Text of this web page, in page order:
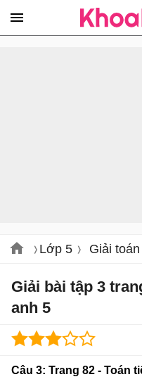
Lớp 5 Giải
Giải bài tập 3
anh 5
Câu 3: Trang 82 - Toán